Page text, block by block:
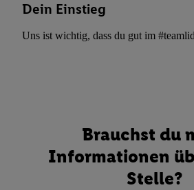
Dein Einstieg
Uns ist wichtig, dass du gut im
Brauchst du
Informationen
Stelle?